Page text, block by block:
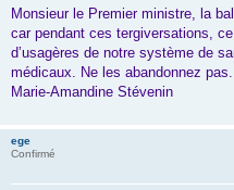
Monsieur le Premier ministre, la
car pendant ces tergiversations,
d’usagères de notre système de
médicaux. Ne les abandonnez pas.
Marie-Amandine Stévenin
ege
Confirmé